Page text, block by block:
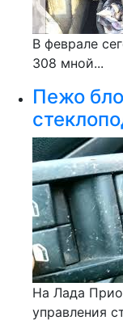
В феврале
308 мной...
Пежо
На Лада
управления